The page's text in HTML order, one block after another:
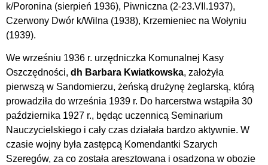
k/Poronina (sierpień 1936), Piwniczna (2-23.VII.1937),
Czerwony Dwór k/Wilna (1938), Krzemieniec na Wołyniu
(1939).
We wrześniu 1936 r. urzędniczka Komunalnej Kasy
Oszczędności, dh Barbara Kwiatkowska, założyła
pierwszą w Sandomierzu, żeńską drużynę żeglarską, którą
prowadziła do września 1939 r. Do harcerstwa wstąpiła 30
października 1927 r., będąc uczennicą Seminarium
Nauczycielskiego i cały czas działała bardzo aktywnie. W
czasie wojny była zastępcą Komendantki Szarych
Szeregów, za co została aresztowana i osadzona w obozie